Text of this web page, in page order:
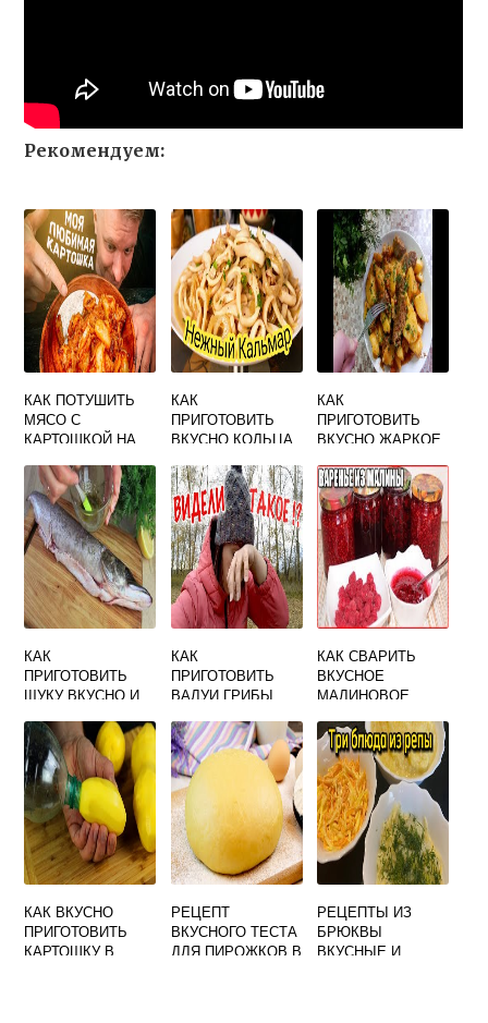
Рекомендуем:
КАК ПОТУШИТЬ
МЯСО С
КАРТОШКОЙ НА
СВИНИНА ВКУСНО
ПРИГОТОВИТЬ
КАК
ПРИГОТОВИТЬ
ВКУСНО КОЛЬЦА
КАК
ПРИГОТОВИТЬ
ВКУСНО ЖАРКОЕ
КАК
ПРИГОТОВИТЬ
ЩУКУ ВКУСНО И
ДУХОВКЕ С
КАРТОШКОЙ
КАК
ПРИГОТОВИТЬ
ВАЛУИ ГРИБЫ
ПРАВИЛЬНО И
БЫСТРО
КАК СВАРИТЬ
ВКУСНОЕ
МАЛИНОВОЕ
ЗИМУ ГУСТОЕ С
ЦЕЛЫМИ
ЯГОДАМИ
РЕЦЕПТ
КАК ВКУСНО
ПРИГОТОВИТЬ
КАРТОШКУ В
РЕЦЕПТ
ВКУСНОГО ТЕСТА
ДЛЯ ПИРОЖКОВ В
РЕЦЕПТЫ ИЗ
БРЮКВЫ
ВКУСНЫЕ И